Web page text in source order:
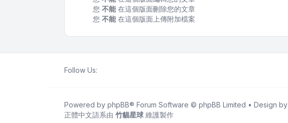
您 不能在這個版面刪除您的文章
您 不能在這個版面上傳附加檔案
Follow Us:
Powered by phpBB® Forum Software © phpBB Limited • Design by
正體中文語系由 竹貓星球 維護製作